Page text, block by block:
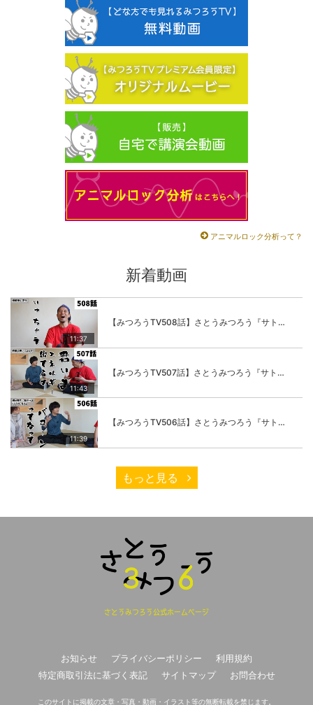
アニマルロック分析って？
新着動画
11:37
【みつろうTV508話】さとうみつろう『サトレル男塾』編④「“毎日”が変わります。楽しく」
11:43
【みつろうTV507話】さとうみつろう『サトレル男塾』編③「快楽は“自分のカラダの内側”にしかない」
11:39
【みつろうTV506話】さとうみつろう『サトレル男塾』編②「不思議な棒をお尻に…」
もっと見る
さとうみつろう公式ホームページ
お知らせ プライバシーポリシー
利用規約
特定商取引法に基づく表記
サイトマップ お問合わせ
このサイトに掲載の文章・写真・動画・イラスト等の無断転載を禁じます。